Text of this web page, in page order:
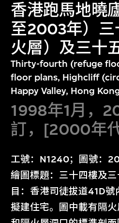
香港跑馬地曉
至2003年）三
火層）及三十
Thirty-fourth (refuge
floor plans, Highcliff
Happy Valley, Hong
1998年1月，
訂，[2000年
工號：N1240；圖號：
繪圖標題：三十四樓及
目：香港司徒拔道41D
擬建住宅。圖中載有隔火